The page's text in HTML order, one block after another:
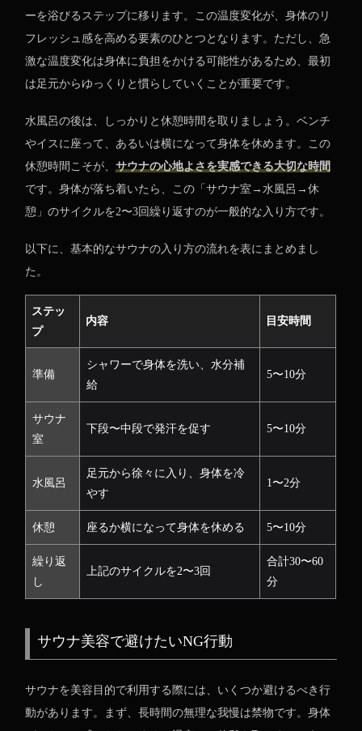
ーを浴びるステップに移ります。この温度変化が、身体のリ
フレッシュ感を高める要素のひとつとなります。ただし、急
激な温度変化は身体に負担をかける可能性があるため、最初
は足元からゆっくりと慣らしていくことが重要です。
水風呂の後は、しっかりと休憩時間を取りましょう。ベンチ
やイスに座って、あるいは横になって身体を休めます。この
休憩時間こそが、サウナの心地よさを実感できる大切な時間
です。身体が落ち着いたら、この「サウナ室→水風呂→休
憩」のサイクルを2〜3回繰り返すのが一般的な入り方です。
以下に、基本的なサウナの入り方の流れを表にまとめまし
た。
ステッ
プ
内容 目安時間
準備
シャワーで身体を洗い、水分補
給
5〜10分
サウナ
室
下段〜中段で発汗を促す 5〜10分
水風呂
足元から徐々に入り、身体を冷
やす
1〜2分
休憩 座るか横になって身体を休める 5〜10分
繰り返
し
上記のサイクルを2〜3回
合計30〜60
分
サウナ美容で避けたいNG行動
サウナを美容目的で利用する際には、いくつか避けるべき行
動があります。まず、長時間の無理な我慢は禁物です。身体